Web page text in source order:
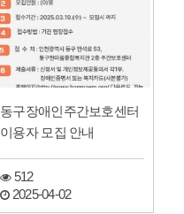
동구장애인주간보호센터
이용자 모집 안내
512
2025-04-02